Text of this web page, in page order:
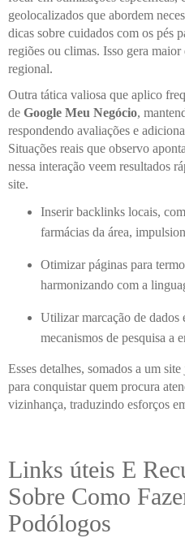
geolocalizados que abordem
dicas sobre cuidados com os pés
regiões ou climas. Isso gera
regional.
Outra tática valiosa que aplico
de Google Meu Negócio,
respondendo avaliações e
Situações reais que observo
nessa interação veem resultados
site.
Inserir backlinks locais,
farmácias da área,
Otimizar páginas para
harmonizando com a
Utilizar marcação de dados
mecanismos de pesquisa a
Esses detalhes, somados a um
para conquistar quem procura
vizinhança, traduzindo esforços
Links úteis E
Sobre Como
Podólogos